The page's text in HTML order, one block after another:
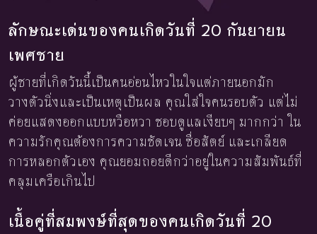
ลักษณะเด่นของคนเกิดวันที่ 20 กันยายน
เพศชาย
ผู้ชายที่เกิดวันนี้เป็นคนอ่อนไหวในใจแต่ภายนอกมัก
วางตัวนิ่งและเป็นเหตุเป็นผล คุณใส่ใจคนรอบตัว แต่ไม่
ค่อยแสดงออกแบบหวือหวา ชอบดูแลเงียบๆ มากกว่า ใน
ความรักคุณต้องการความชัดเจน ซื่อสัตย์ และเกลียด
การหลอกตัวเอง คุณยอมถอยดีกว่าอยู่ในความสัมพันธ์ที่
คลุมเครือเกินไป
เนื้อคู่ที่สมพงษ์ที่สุดของคนเกิดวันที่ 20